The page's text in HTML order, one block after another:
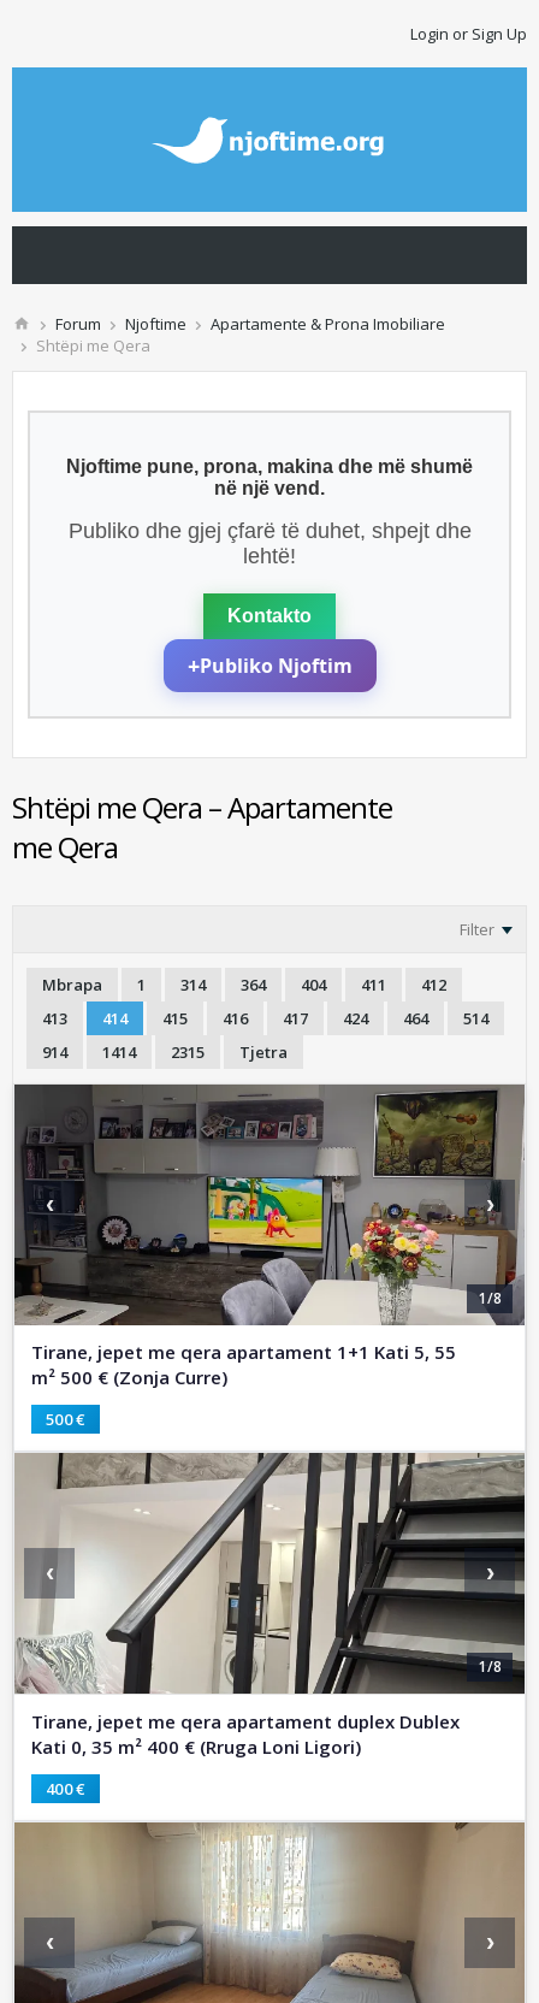
Login or Sign Up
Forum Njoftime
Apartamente & Prona Imobiliare
Shtëpi me Qera
Njoftime pune, prona, makina dhe më shumë
në një vend.
Publiko dhe gjej çfarë të duhet, shpejt dhe
lehtë!
Kontakto
+Publiko Njoftim
Shtëpi me Qera – Apartamente
me Qera
Filter
Mbrapa 1 314 364 404 411
412
413
414 415 416 417 424 464
514
914
1414 2315 Tjetra
1/8
‹ ›
Tirane, jepet me qera apartament 1+1 Kati 5, 55
m² 500 € (Zonja Curre)
500 €
1/8
‹ ›
Tirane, jepet me qera apartament duplex Dublex
Kati 0, 35 m² 400 € (Rruga Loni Ligori)
400 €
‹ ›